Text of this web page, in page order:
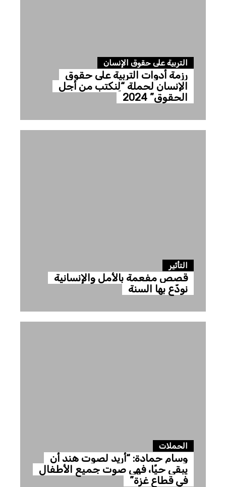
التربية على حقوق الإنسان
رزمة أدوات التربية على حقوق
الإنسان لحملة “لِنكتب من أجل
الحقوق” 2024
التأثير
قصص مفعمة بالأمل والإنسانية
نودّع بها السنة
الحملات
وسام حمادة: “أريد لصوت هند أن
يبقى حيًا، فهي صوت جميع الأطفال
في قطاع غزة”